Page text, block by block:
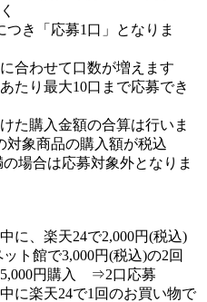
き「応募1口」となりま
合わせて口数が増えます
たり最大10口まで応募でき
た購入金額の合算は行いま
対象商品の購入額が税込
の場合は応募対象外となりま
に、楽天24で2,000円(税込)
ト館で3,000円(税込)の2回
5,000円購入 ⇒2口応募
中に楽天24で1回のお買い物で